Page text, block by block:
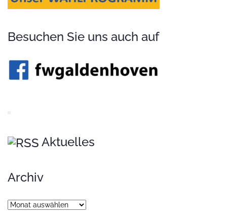
Besuchen Sie uns auch auf
Aktuelles
Archiv
Archiv